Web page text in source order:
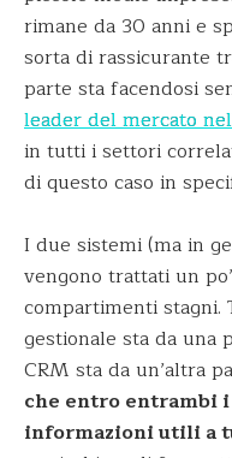
rimane da 30 anni e
sorta di rassicurante
parte sta facendosi
leader del mercato
in tutti i settori
di questo caso in
I due sistemi (ma in
vengono trattati un
compartimenti stagni.
gestionale sta da una
CRM sta da un’altra
che entro entrambi
informazioni utili a